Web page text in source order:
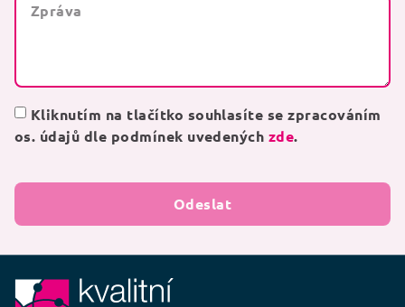
Kliknutím na tlačítko souhlasíte se zpracováním
os. údajů dle podmínek uvedených zde.
Odeslat